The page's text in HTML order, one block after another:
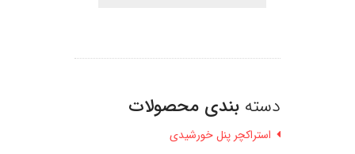
دسته بندی محصولات
استراکچر پنل خورشیدی